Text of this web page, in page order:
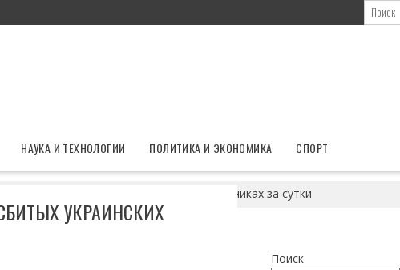
НАУКА И ТЕХНОЛОГИИ ПОЛИТИКА И ЭКОНОМИКА СПОРТ
о 17 сбитых украинских беспилотниках за сутки
УКРАИНСКИХ
Поиск